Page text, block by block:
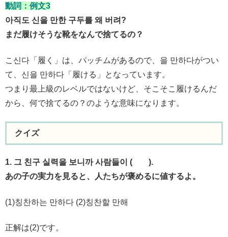
動詞：例文3
아직도 신을 만한 구두를 왜 버려?
まだ履けそうな靴をなんで捨てるの？
こ신다「履く」は、パッチムがあるので、을 만하다がつい
て、신을 만하다「履ける」となっています。
つまり最上級のレベルではないけど、そこそこ履けるんだ
から、何で捨てるの？のような意味になります。
クイズ
1. 그 친구 실력을 보니까 사람들이 ( ).
あの子の実力を見ると、人たちが褒めるに値するよ。
(1)칭찬하는 만하다 (2)칭찬할 만해
正解は(2)です。